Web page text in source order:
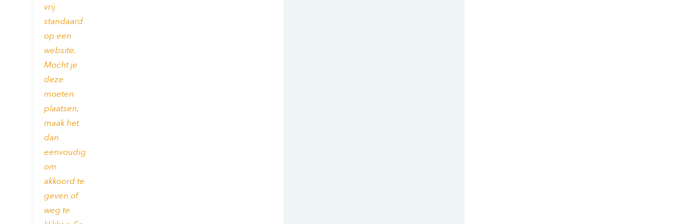
vrij
standaard
op een
website.
Mocht je
deze
moeten
plaatsen,
maak het
dan
eenvoudig
om
akkoord te
geven of
weg te